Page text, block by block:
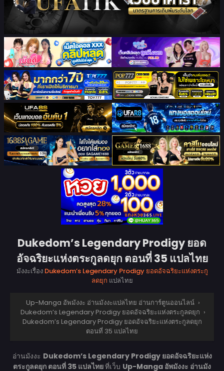
Dukedom’s Legendary Prodigy ยอด
อัจฉริยะแห่งตระกูลดยุก ตอนที่ 35 แปลไทย
มังงะเรื่อง Dukedom’s Legendary Prodigy ยอดอัจฉริยะแห่งตระกู
ลดยุก แปลไทย
Up-Manga อัพมังงะ อ่านมังงะแปลไทย อ่านการ์ตูนออนไลน์ ›
Dukedom’s Legendary Prodigy ยอดอัจฉริยะแห่งตระกูลดยุก ›
Dukedom’s Legendary Prodigy ยอดอัจฉริยะแห่งตระกูลดยุก
ตอนที่ 35 แปลไทย
อ่านมังงะ Dukedom’s Legendary Prodigy ยอดอัจฉริยะแห่ง
ตระกูลดยุก ตอนที่ 35 แปลไทยที่เว็บ Up-Manga อัพมังงะ อ่านมัง